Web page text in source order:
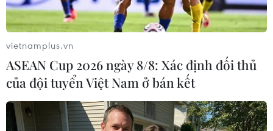
vietnamplus.vn
ASEAN Cup 2026 ngày 8/8: Xác định đối thủ
của đội tuyển Việt Nam ở bán kết